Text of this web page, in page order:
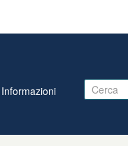
Informazioni